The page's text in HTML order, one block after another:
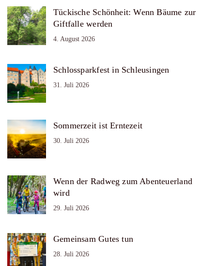
Tückische Schönheit: Wenn Bäume zur
Giftfalle werden
4. August 2026
Schlossparkfest in Schleusingen
31. Juli 2026
Sommerzeit ist Erntezeit
30. Juli 2026
Wenn der Radweg zum Abenteuerland
wird
29. Juli 2026
Gemeinsam Gutes tun
28. Juli 2026